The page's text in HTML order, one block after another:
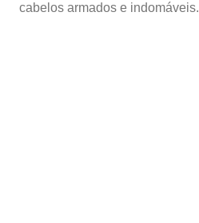
cabelos armados e indomáveis.